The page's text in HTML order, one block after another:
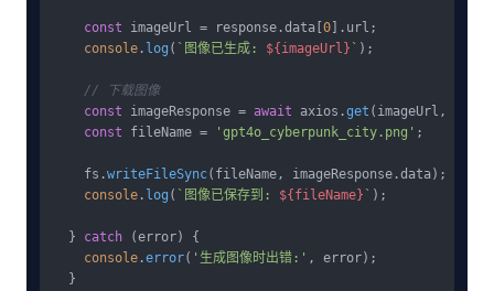
const imageUrl = response.data 0 ]. url ;
console . log ( `图像已生成: ${imageUrl} ` );
// 下载图像
const imageResponse = await axios.get (imageUrl, {
const fileName = 'gpt4o_cyberpunk_city.png' ;
    fs.
writeFileSync(fileName, imageResponse.data);
console . log ( `图像已保存到: ${fileName} ` );
  }
catch (error) {
console .error( '生成图像时出错:' , error);
  }